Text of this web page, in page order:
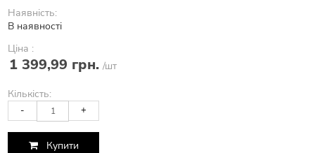
Наявність:
В наявності
Ціна :
1 399,99 грн. /шт
Кількість:
- +
Купити